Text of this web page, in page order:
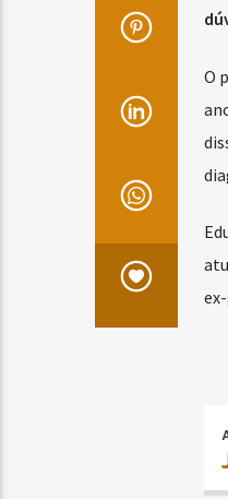
O